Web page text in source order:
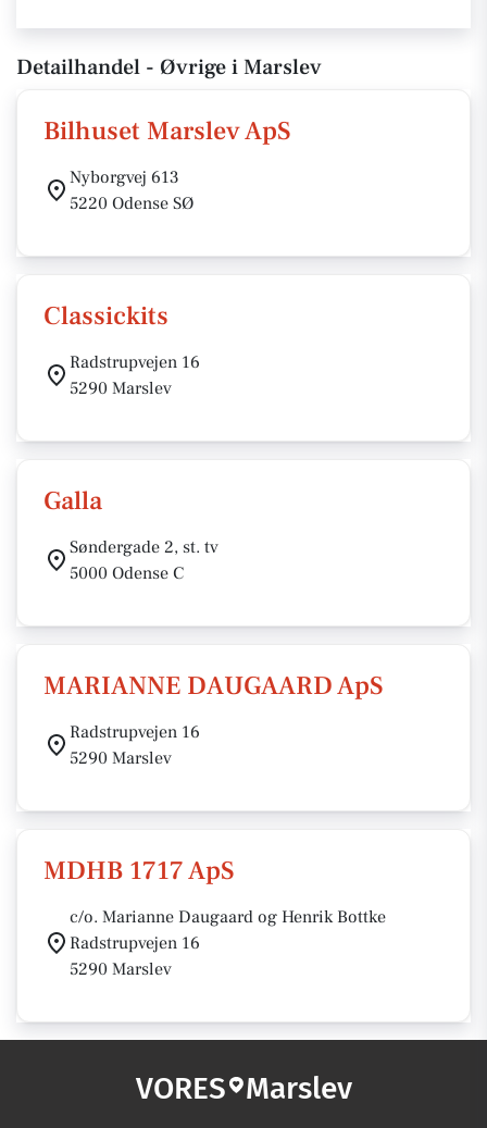
Detailhandel - Øvrige i Marslev
Bilhuset Marslev ApS
Nyborgvej 613
5220 Odense SØ
Classickits
Radstrupvejen 16
5290 Marslev
Galla
Søndergade 2, st. tv
5000 Odense C
MARIANNE DAUGAARD ApS
Radstrupvejen 16
5290 Marslev
MDHB 1717 ApS
c/o. Marianne Daugaard og Henrik Bottke
Radstrupvejen 16
5290 Marslev
VORES Marslev